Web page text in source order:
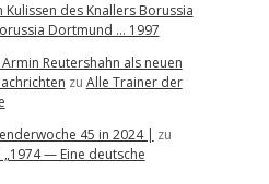
Kulissen des Knallers Borussia
Dortmund … 1997
Reutershahn als neuen
zu Alle Trainer der
45 in 2024 | zu
„1974 — Eine deutsche